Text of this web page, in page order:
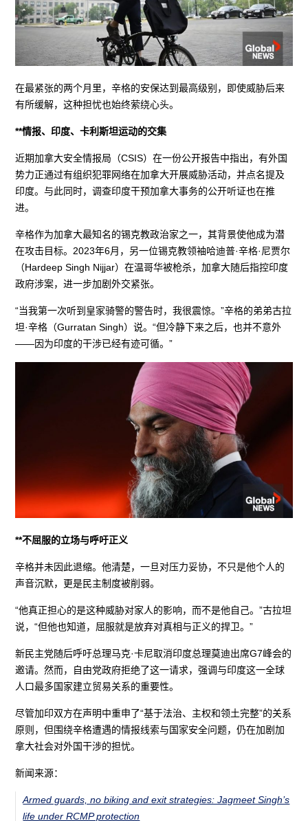
在最紧张的两个月里，辛格的安保达到最高级别，即使威胁后来
有所缓解，这种担忧也始终萦绕心头。
**情报、印度、卡利斯坦运动的交集
近期加拿大安全情报局（CSIS）在一份公开报告中指出，有外国
势力正通过有组织犯罪网络在加拿大开展威胁活动，并点名提及
印度。与此同时，调查印度干预加拿大事务的公开听证也在推
进。
辛格作为加拿大最知名的锡克教政治家之一，其背景使他成为潜
在攻击目标。2023年6月，另一位锡克教领袖哈迪普·辛格·尼贾尔
（Hardeep Singh Nijjar）在温哥华被枪杀，加拿大随后指控印度
政府涉案，进一步加剧外交紧张。
“当我第一次听到皇家骑警的警告时，我很震惊。”辛格的弟弟古拉
坦·辛格（Gurratan Singh）说。“但冷静下来之后，也并不意外
——因为印度的干涉已经有迹可循。”
**不屈服的立场与呼吁正义
辛格并未因此退缩。他清楚，一旦对压力妥协，不只是他个人的
声音沉默，更是民主制度被削弱。
“他真正担心的是这种威胁对家人的影响，而不是他自己。”古拉坦
说，“但他也知道，屈服就是放弃对真相与正义的捍卫。”
新民主党随后呼吁总理马克·卡尼取消印度总理莫迪出席G7峰会的
邀请。然而，自由党政府拒绝了这一请求，强调与印度这一全球
人口最多国家建立贸易关系的重要性。
尽管加印双方在声明中重申了“基于法治、主权和领土完整”的关系
原则，但围绕辛格遭遇的情报线索与国家安全问题，仍在加剧加
拿大社会对外国干涉的担忧。
新闻来源：
Armed guards, no biking and exit strategies: Jagmeet Singh’s
life under RCMP protection